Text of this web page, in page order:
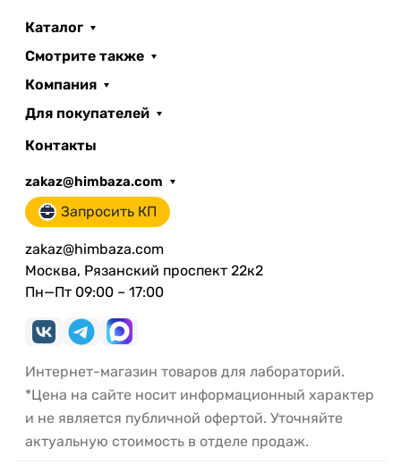
Каталог
Смотрите также
Компания
Для покупателей
Контакты
zakaz@himbaza.com
Запросить КП
zakaz@himbaza.com
Москва, Рязанский проспект 22к2
Пн—Пт 09:00 – 17:00
Интернет-магазин товаров для лабораторий.
*Цена на сайте носит информационный характер
и не является публичной офертой. Уточняйте
актуальную стоимость в отделе продаж.